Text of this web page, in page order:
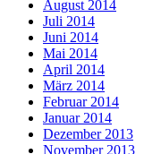
August 2014
Juli 2014
Juni 2014
Mai 2014
April 2014
März 2014
Februar 2014
Januar 2014
Dezember 2013
November 2013